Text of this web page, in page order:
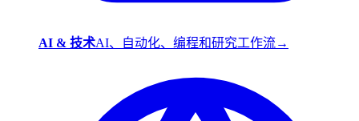
AI & 技术AI、自动化、编程和研究工作流→